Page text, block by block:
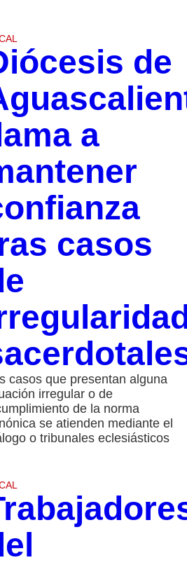
de
llama a
casos
casos que presentan alguna
irregular o de
de la norma
se atienden mediante el
o tribunales eclesiásticos